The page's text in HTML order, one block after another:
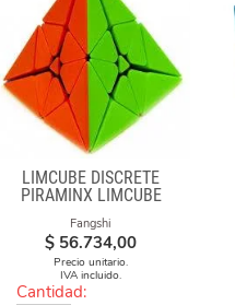
LIMCUBE DISCRETE
PIRAMINX LIMCUBE
Fangshi
$ 56.734,00
Precio unitario.
IVA incluido.
Cantidad: